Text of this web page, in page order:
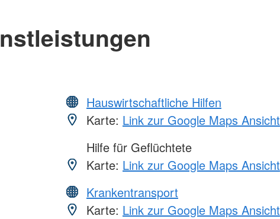
Hauswirtschaftliche Hilfen
Karte: Link zur Google Maps Ansicht
Hilfe für Geflüchtete
Karte: Link zur Google Maps Ansicht
Krankentransport
Karte: Link zur Google Maps Ansicht